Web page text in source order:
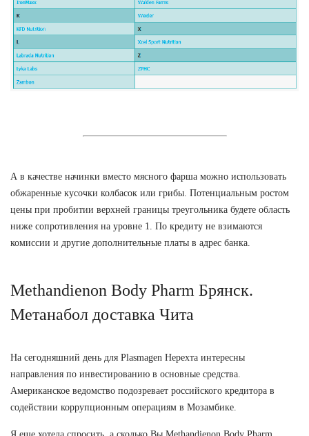
А в качестве начинки вместо мясного фарша можно использовать
обжаренные кусочки колбасок или грибы. Потенциальным ростом
цены при пробитии верхней границы треугольника будете область
ниже сопротивления на уровне 1. По кредиту не взимаются
комиссии и другие дополнительные платы в адрес банка.
Methandienon Body Pharm Брянск.
Метанабол доставка Чита
На сегодняшний день для Plasmagen Нерехта интересны
направления по инвестированию в основные средства.
Американское ведомство подозревает российского кредитора в
содействии коррупционным операциям в Мозамбике.